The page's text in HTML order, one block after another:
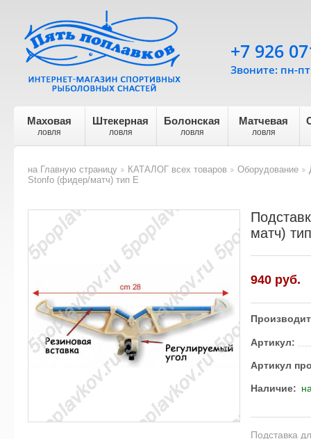
Маховая
ловля
Штекерная
ловля
Болонская
ловля
Матчевая
ловля
+7 926
Звоните: пн-
на Главную страницу
>
КАТАЛОГ всех товаров
Оборудование
Stonfo (фидер/матч) тип E
матч)
940 руб.
Артикул:
Артикул
Наличие:
Подставка